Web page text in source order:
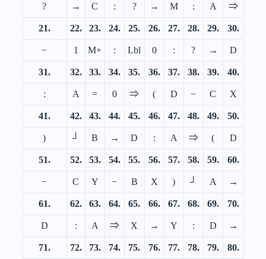
? → C : ? → M : A ⇒
21. 22. 23. 24. 25. 26. 27. 28. 29. 30.
− 1 M+ : Lbl 0 : ? → D
31. 32. 33. 34. 35. 36. 37. 38. 39. 40.
: A = 0 ⇒ ( D − C X
41. 42. 43. 44. 45. 46. 47. 48. 49. 50.
) ┘ B → D : A ⇒ ( D
51. 52. 53. 54. 55. 56. 57. 58. 59. 60.
− C Y − B X ) ┘ A →
61. 62. 63. 64. 65. 66. 67. 68. 69. 70.
D : A ⇒ X → Y : D →
71. 72. 73. 74. 75. 76. 77. 78. 79. 80.